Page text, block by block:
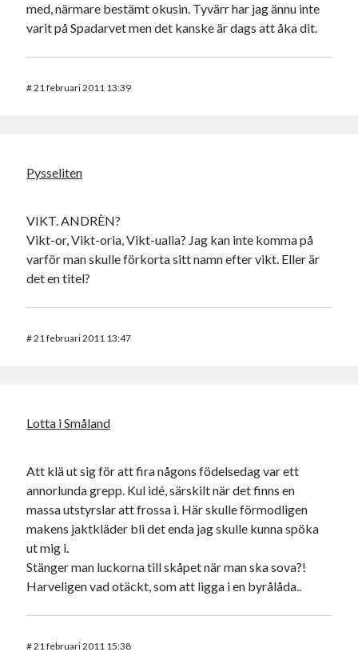
med, närmare bestämt okusin. Tyvärr har jag ännu inte
varit på Spadarvet men det kanske är dags att åka dit.
#21 februari 2011 13:39
Pysseliten
VIKT. ANDRÈN?
Vikt-or, Vikt-oria, Vikt-ualia? Jag kan inte komma på
varför man skulle förkorta sitt namn efter vikt. Eller är
det en titel?
#21 februari 2011 13:47
Lotta i Småland
Att klä ut sig för att fira någons födelsedag var ett
annorlunda grepp. Kul idé, särskilt när det finns en
massa utstyrslar att frossa i. Här skulle förmodligen
makens jaktkläder bli det enda jag skulle kunna spöka
ut mig i.
Stänger man luckorna till skåpet när man ska sova?!
Harveligen vad otäckt, som att ligga i en byrålåda..
#21 februari 2011 15:38